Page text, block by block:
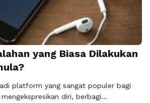
yang Biasa Dilakukan
platform yang sangat populer bagi
diri, berbagi